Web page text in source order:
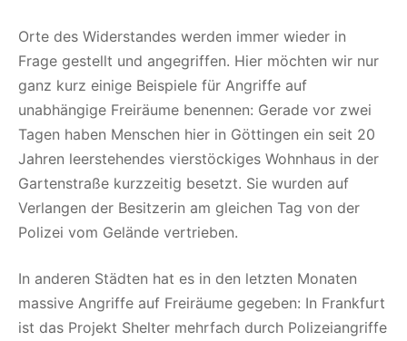
Orte des Widerstandes werden immer wieder in
Frage gestellt und angegriffen. Hier möchten wir nur
ganz kurz einige Beispiele für Angriffe auf
unabhängige Freiräume benennen: Gerade vor zwei
Tagen haben Menschen hier in Göttingen ein seit 20
Jahren leerstehendes vierstöckiges Wohnhaus in der
Gartenstraße kurzzeitig besetzt. Sie wurden auf
Verlangen der Besitzerin am gleichen Tag von der
Polizei vom Gelände vertrieben.
In anderen Städten hat es in den letzten Monaten
massive Angriffe auf Freiräume gegeben: In Frankfurt
ist das Projekt Shelter mehrfach durch Polizeiangriffe